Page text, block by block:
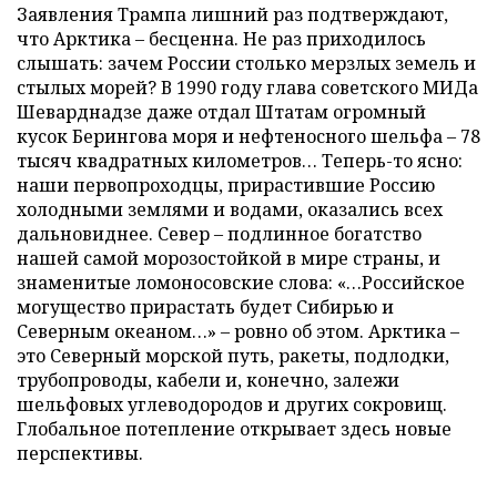
Заявления Трампа лишний раз подтверждают,
что Арктика – бесценна. Не раз приходилось
слышать: зачем России столько мерзлых земель и
стылых морей? В 1990 году глава советского МИДа
Шеварднадзе даже отдал Штатам огромный
кусок Берингова моря и нефтеносного шельфа – 78
тысяч квадратных километров… Теперь-то ясно:
наши первопроходцы, прирастившие Россию
холодными землями и водами, оказались всех
дальновиднее. Север – подлинное богатство
нашей самой морозостойкой в мире страны, и
знаменитые ломоносовские слова: «…Российское
могущество прирастать будет Сибирью и
Северным океаном…» – ровно об этом. Арктика –
это Северный морской путь, ракеты, подлодки,
трубопроводы, кабели и, конечно, залежи
шельфовых углеводородов и других сокровищ.
Глобальное потепление открывает здесь новые
перспективы.